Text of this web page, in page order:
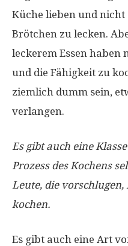
Küche lieben und nicht
Brötchen zu lecken.
leckerem Essen haben
und die Fähigkeit zu
ziemlich dumm sein,
verlangen.
Es gibt auch eine
Prozess des Kochens
Leute, die
kochen.
Es gibt auch eine Art